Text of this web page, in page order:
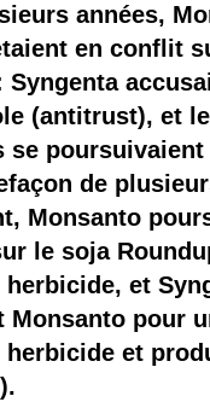
années,
en conflit
Syngenta
(antitrust), et
se
de
Monsanto
le soja
et
Monsanto pour
et